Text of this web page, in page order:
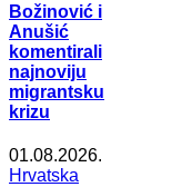
Božinović i
Anušić
komentirali
najnoviju
migrantsku
krizu
01.08.2026.
Hrvatska